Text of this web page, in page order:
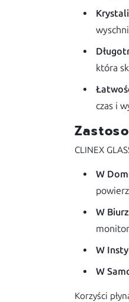
która
czas i
CLINEX
W
W
W
W
Korzyści